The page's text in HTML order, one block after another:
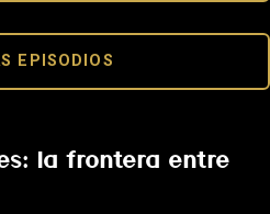
EPISODIOS
la frontera entre